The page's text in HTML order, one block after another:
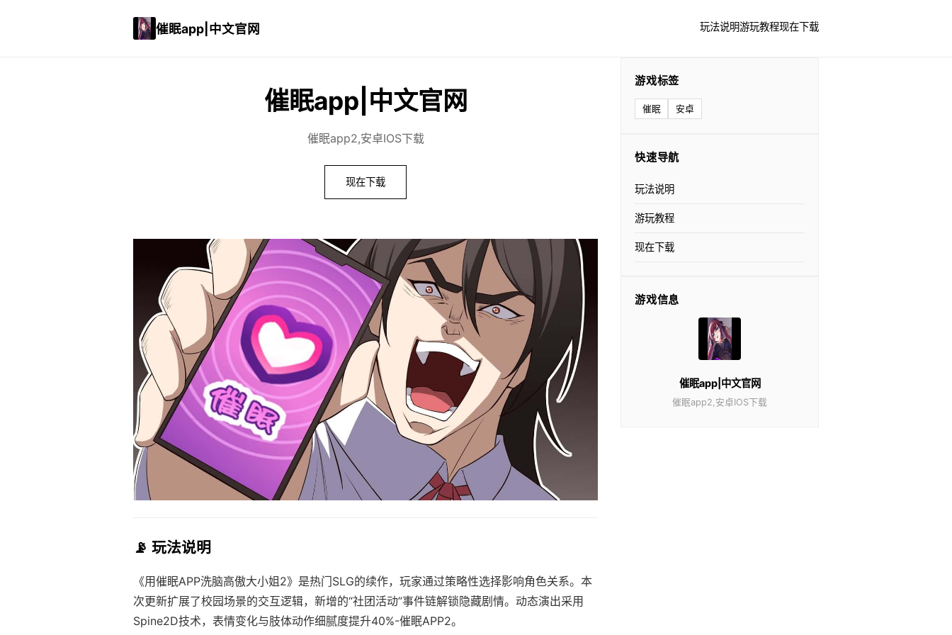
催眠app|中文官网 玩法说明游玩教程现在下载
催眠app|中文官网
催眠app2,安卓IOS下载
现在下载
📡 玩法说明
《用催眠APP洗脑高傲大小姐2》是热门SLG的续作，玩家通过策略性选择影响角色关系。本
次更新扩展了校园场景的交互逻辑，新增的“社团活动”事件链解锁隐藏剧情。动态演出采用
Spine2D技术，表情变化与肢体动作细腻度提升40%-催眠APP2。
游戏标签
催眠 安卓
快速导航
玩法说明
游玩教程
现在下载
游戏信息
催眠app|中文官网
催眠app2,安卓IOS下载